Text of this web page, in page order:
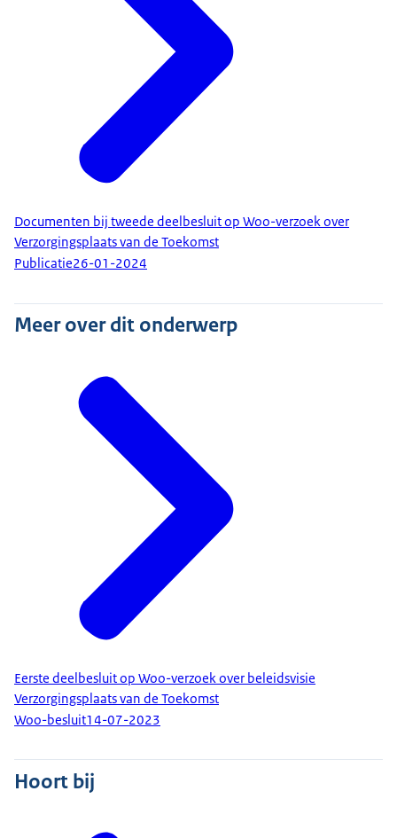
Documenten bij tweede deelbesluit op Woo-verzoek over
Verzorgingsplaats van de Toekomst
Publicatie26-01-2024
Meer over dit onderwerp
Eerste deelbesluit op Woo-verzoek over beleidsvisie
Verzorgingsplaats van de Toekomst
Woo-besluit14-07-2023
Hoort bij